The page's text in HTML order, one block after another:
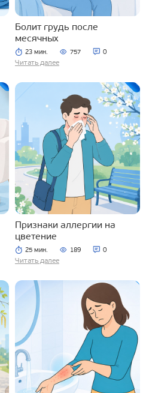
Болит грудь после
месячных
23 мин. 757 0
Читать далее
Признаки аллергии на
цветение
25 мин. 189 0
Читать далее